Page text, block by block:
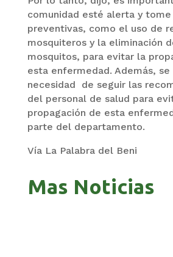
comunidad esté alerta y
preventivas, como el uso de
mosquiteros y la eliminación
mosquitos, para evitar la
esta enfermedad. Además,
necesidad de seguir las
del personal de salud para
propagación de esta
parte del departamento.
Vía La Palabra del Beni
Mas Noticias